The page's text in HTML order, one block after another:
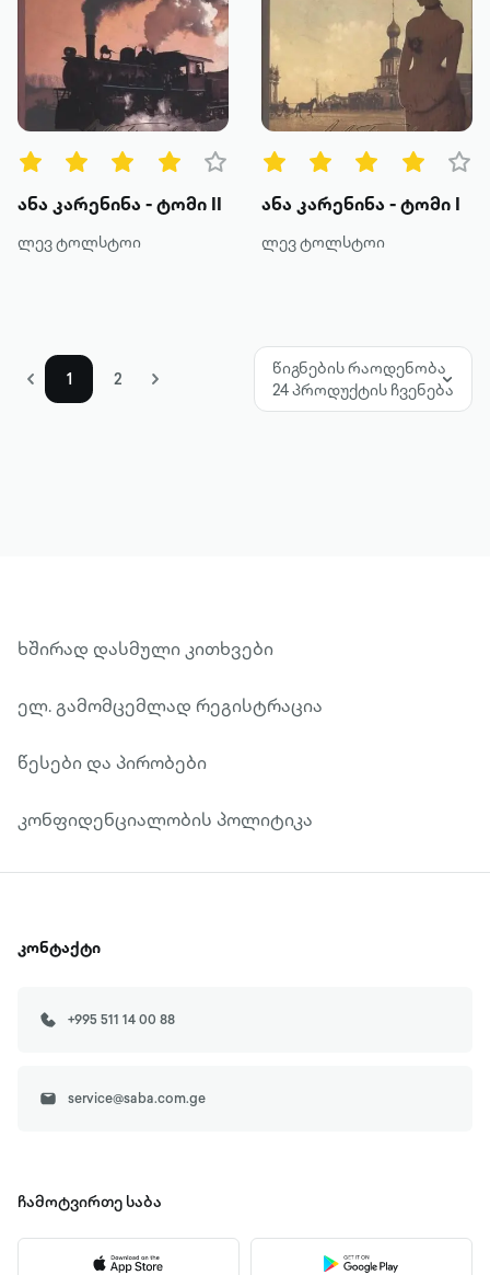
ანა კარენინა - ტომი II
ლევ ტოლსტოი
ანა კარენინა - ტომი I
ლევ ტოლსტოი
1 2
წიგნების რაოდენობა
24 პროდუქტის ჩვენება
ხშირად დასმული კითხვები
ელ. გამომცემლად რეგისტრაცია
წესები და პირობები
კონფიდენციალობის პოლიტიკა
კონტაქტი
+995 511 14 00 88
service@saba.com.ge
ჩამოტვირთე საბა